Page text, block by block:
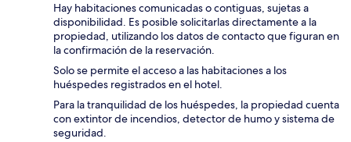
Hay habitaciones comunicadas o contiguas, sujetas a
disponibilidad. Es posible solicitarlas directamente a la
propiedad, utilizando los datos de contacto que figuran en
la confirmación de la reservación.
Solo se permite el acceso a las habitaciones a los
huéspedes registrados en el hotel.
Para la tranquilidad de los huéspedes, la propiedad cuenta
con extintor de incendios, detector de humo y sistema de
seguridad.